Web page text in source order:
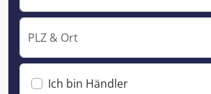
PLZ & Ort
Ich bin Händler